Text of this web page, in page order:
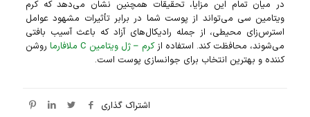
در میان تمام این مزایا، تحقیقات همچنین نشان می‌دهد که کرم
ویتامین سی می‌تواند از پوست شما در برابر تأثیرات مشهود عوامل
استرس‌زای محیطی، از جمله رادیکال‌های آزاد که باعث آسیب بافتی
می‌شوند، محافظت کند. استفاده ازکرم – ژل ویتامین C ملافارما
روشن
کننده و بهترین انتخاب برای جوانسازی پوست است.
اشتراک گذاری